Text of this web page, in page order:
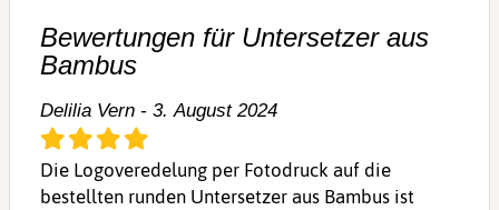
Bewertungen für Untersetzer aus
Bambus
Delilia Vern - 3. August 2024
Die Logoveredelung per Fotodruck auf die
bestellten runden Untersetzer aus Bambus ist